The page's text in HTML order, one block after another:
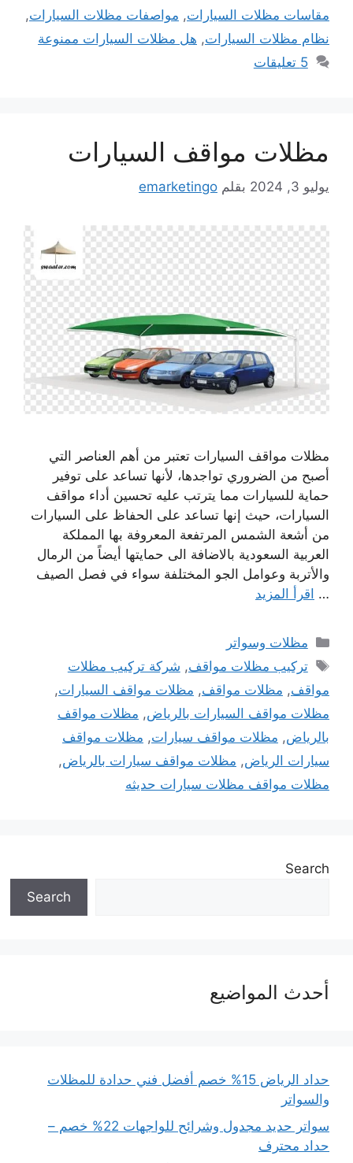
مقاسات مظلات السيارات, مواصفات مظلات السيارات,
نظام مظلات السيارات, هل مظلات السيارات ممنوعة
5 تعليقات
مظلات مواقف السيارات
يوليو 3, 2024 بقلم emarketingo
مظلات مواقف السيارات تعتبر من أهم العناصر التي
أصبح من الضروري تواجدها، لأنها تساعد على توفير
حماية للسيارات مما يترتب عليه تحسين أداء مواقف
السيارات، حيث إنها تساعد على الحفاظ على السيارات
من أشعة الشمس المرتفعة المعروفة بها المملكة
العربية السعودية بالاضافة الى حمايتها أيضاً من الرمال
والأتربة وعوامل الجو المختلفة سواء في فصل الصيف
… اقرأ المزيد
التصنيفات
مظلات وسواتر
الوسوم
تركيب مظلات مواقف, شركة تركيب مظلات
مواقف, مظلات مواقف, مظلات مواقف السيارات,
مظلات مواقف السيارات بالرياض, مظلات مواقف
بالرياض, مظلات مواقف سيارات, مظلات مواقف
سيارات الرياض, مظلات مواقف سيارات بالرياض,
مظلات مواقف مظلات سيارات حديثه
Search
Search
أحدث المواضيع
حداد الرياض 15% خصم أفضل فني حدادة للمظلات
والسواتر
سواتر حديد مجدول وشرائح للواجهات 22% خصم –
حداد محترف